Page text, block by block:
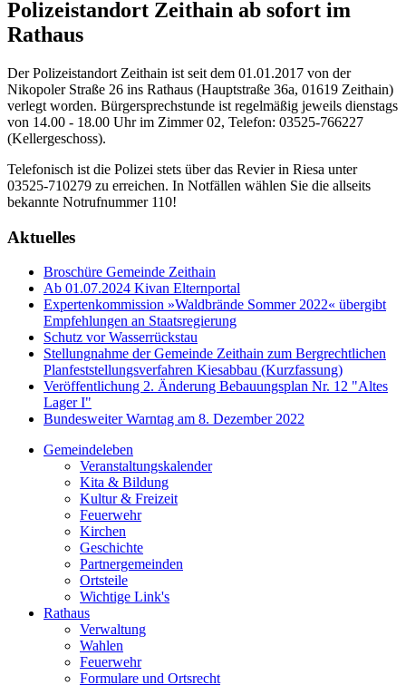
Polizeistandort Zeithain ab sofort im
Rathaus
Der Polizeistandort Zeithain ist seit dem 01.01.2017 von der
Nikopoler Straße 26 ins Rathaus (Hauptstraße 36a, 01619 Zeithain)
verlegt worden. Bürgersprechstunde ist regelmäßig jeweils dienstags
von 14.00 - 18.00 Uhr im Zimmer 02, Telefon: 03525-766227
(Kellergeschoss).
Telefonisch ist die Polizei stets über das Revier in Riesa unter
03525-710279 zu erreichen. In Notfällen wählen Sie die allseits
bekannte Notrufnummer 110!
Aktuelles
Broschüre Gemeinde Zeithain
Ab 01.07.2024 Kivan Elternportal
Expertenkommission »Waldbrände Sommer 2022« übergibt
Empfehlungen an Staatsregierung
Schutz vor Wasserrückstau
Stellungnahme der Gemeinde Zeithain zum Bergrechtlichen
Planfeststellungsverfahren Kiesabbau (Kurzfassung)
Veröffentlichung 2. Änderung Bebauungsplan Nr. 12 "Altes
Lager I"
Bundesweiter Warntag am 8. Dezember 2022
Gemeindeleben
Veranstaltungskalender
Kita & Bildung
Kultur & Freizeit
Feuerwehr
Kirchen
Geschichte
Partnergemeinden
Ortsteile
Wichtige Link's
Rathaus
Verwaltung
Wahlen
Feuerwehr
Formulare und Ortsrecht